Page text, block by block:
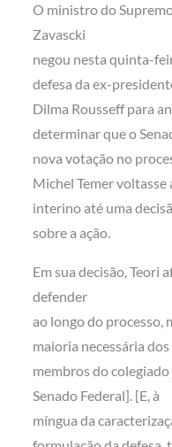
O ministro do
Zavascki
negou nesta quinta-
defesa da ex-
Dilma Rousseff para
determinar que o
nova votação no
Michel Temer voltasse
interino até uma
sobre a ação.
Em sua decisão, Teori
defender
ao longo do processo,
maioria necessária dos
membros do
Senado Federal]. [E, à
míngua da